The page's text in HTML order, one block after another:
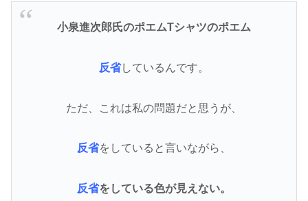
小泉進次郎氏のポエムTシャツのポエム
反省しているんです。
ただ、これは私の問題だと思うが、
反省をしていると言いながら、
反省をしている色が見えない。